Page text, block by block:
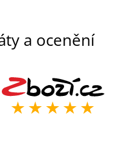
a ocenění